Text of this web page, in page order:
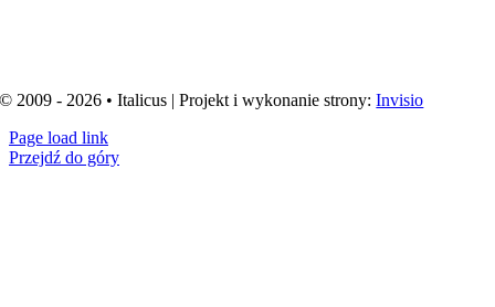
© 2009 - 2026 • Italicus | Projekt i wykonanie strony:Invisio
Page load link
Przejdź do góry